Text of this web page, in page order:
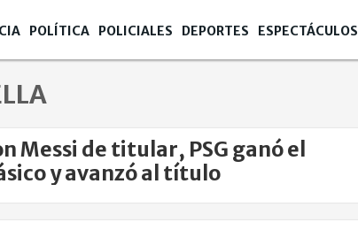
POLÍTICA POLICIALES DEPORTES ESPECTÁCULOS
Messi de titular, PSG ganó el
y avanzó al título